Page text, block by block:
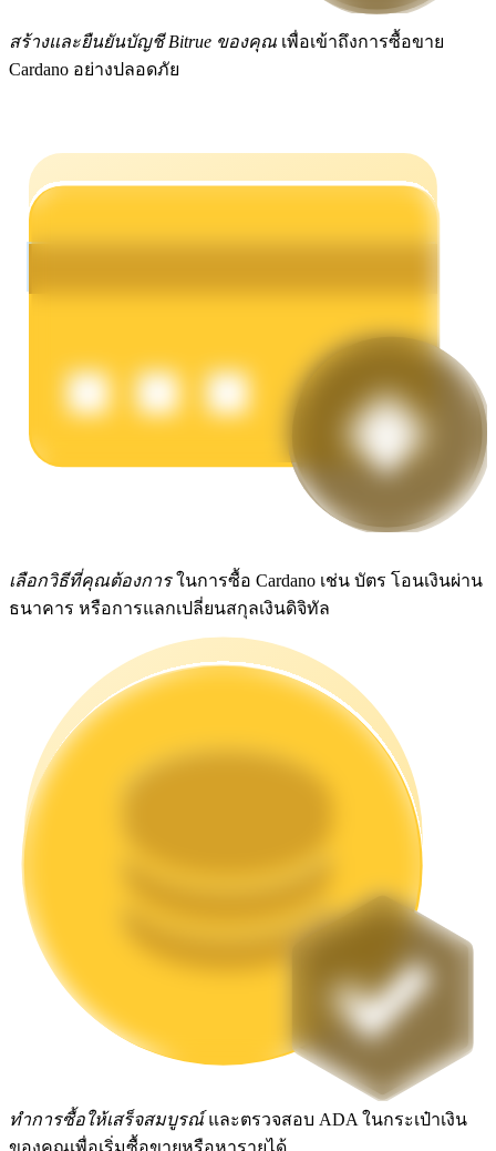
พาวเวอร์พิกกี้
ผลตอบแทนสูงและเข้าถึงได้ทันที
Launchpool
การเซ้งแบบยืดหยุ่นเพื่อรับโทเคนยอดนิยม
การล็อค BTR
การลงทุนพิเศษสำหรับผู้ถือ BTR
สร้างและยืนยันบัญชี Bitrue ของคุณ เพื่อเข้าถึงการซื้อขาย
Cardano อย่างปลอดภัย
เลือกวิธีที่คุณต้องการในการซื้อ Cardano เช่น บัตร โอนเงินผ่าน
ธนาคาร หรือการแลกเปลี่ยนสกุลเงินดิจิทัล
ทำการซื้อให้เสร็จสมบูรณ์และตรวจสอบ ADA ในกระเป๋าเงิน
ของคุณเพื่อเริ่มซื้อขายหรือหารายได้